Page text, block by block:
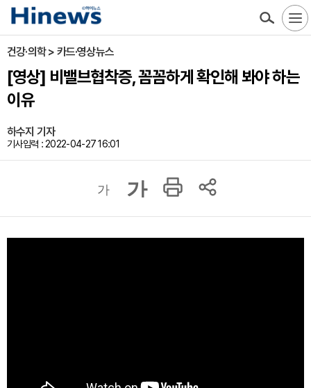
건강·의학 > 카드·영상뉴스
[영상] 비밸브협착증, 꼼꼼하게 확인해 봐야 하는
이유
하수지 기자
기사입력 : 2022-04-27 16:01
가 가